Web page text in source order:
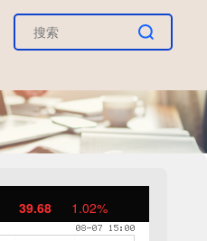
39.68 1.02%